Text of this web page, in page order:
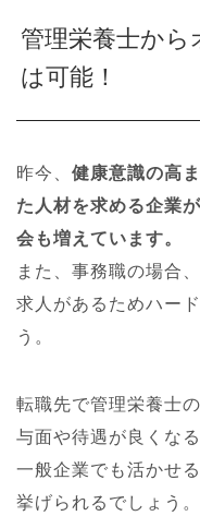
管理栄養士か
は可能！
昨今、 健康意識の高
た人材を求める企業
会も増えています。
また、事務職の場合
求人があるためハー
う。
転職先で管理栄養士
与面や待遇が良くな
一般企業でも活かせ
挙げられるでしょう。